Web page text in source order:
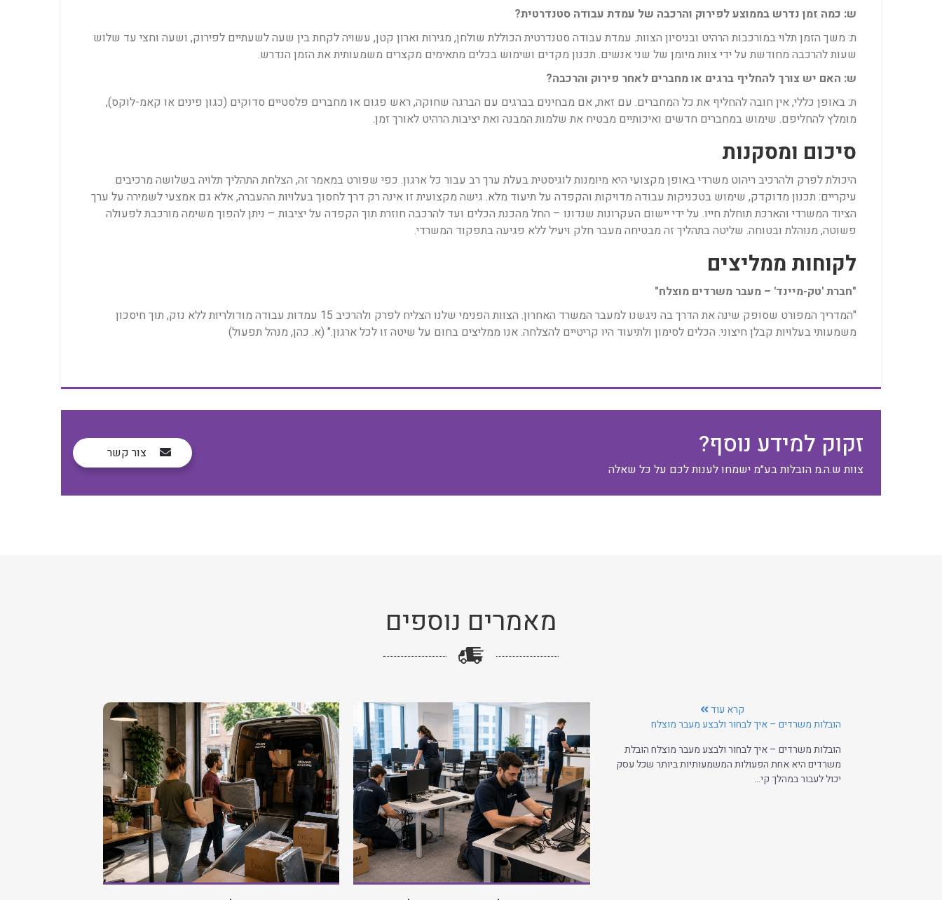
ש: כמה זמן נדרש בממוצע לפירוק והרכבה של עמדת עבודה סטנדרטית?
ת: משך הזמן תלוי במורכבות הרהיט ובניסיון הצוות. עמדת עבודה סטנדרטית הכוללת שולחן, מגירות וארון קטן, עשויה לקחת בין שעה לשעתיים לפירוק, ושעה וחצי עד שלוש
שעות להרכבה מחודשת על ידי צוות מיומן של שני אנשים. תכנון מקדים ושימוש בכלים מתאימים מקצרים משמעותית את הזמן הנדרש.
ש: האם יש צורך להחליף ברגים או מחברים לאחר פירוק והרכבה?
ת: באופן כללי, אין חובה להחליף את כל המחברים. עם זאת, אם מבחינים בברגים עם הברגה שחוקה, ראש פגום או מחברים פלסטיים סדוקים (כגון פינים או קאמ-לוקס),
מומלץ להחליפם. שימוש במחברים חדשים ואיכותיים מבטיח את שלמות המבנה ואת יציבות הרהיט לאורך זמן.
סיכום ומסקנות
היכולת לפרק ולהרכיב ריהוט משרדי באופן מקצועי היא מיומנות לוגיסטית בעלת ערך רב עבור כל ארגון. כפי שפורט במאמר זה, הצלחת התהליך תלויה בשלושה מרכיבים
עיקריים: תכנון מדוקדק, שימוש בטכניקות עבודה מדויקות והקפדה על תיעוד מלא. גישה מקצועית זו אינה רק דרך לחסוך בעלויות ההעברה, אלא גם אמצעי לשמירה על ערך
הציוד המשרדי והארכת תוחלת חייו. על ידי יישום העקרונות שנדונו – החל מהכנת הכלים ועד להרכבה חוזרת תוך הקפדה על יציבות – ניתן להפוך משימה מורכבת לפעולה
פשוטה, מנוהלת ובטוחה. שליטה בתהליך זה מבטיחה מעבר חלק ויעיל ללא פגיעה בתפקוד המשרדי.
לקוחות ממליצים
"חברת 'טק-מיינד' – מעבר משרדים מוצלח"
"המדריך המפורט שסופק שינה את הדרך בה ניגשנו למעבר המשרד האחרון. הצוות הפנימי שלנו הצליח לפרק ולהרכיב 15 עמדות עבודה מודולריות ללא נזק, תוך חיסכון
משמעותי בעלויות קבלן חיצוני. הכלים לסימון ולתיעוד היו קריטיים להצלחה. אנו ממליצים בחום על שיטה זו לכל ארגון." (א. כהן, מנהל תפעול)
זקוק למידע נוסף?
צוות ש.ה.מ הובלות בע״מ ישמחו לענות לכם על כל שאלה
צור קשר
מאמרים נוספים
קרא עוד
הובלות משרדים – איך לבחור ולבצע מעבר מוצלח
הובלות משרדים – איך לבחור ולבצע מעבר מוצלח הובלת
משרדים היא אחת הפעולות המשמעותיות ביותר שכל עסק
יכול לעבור במהלך קי...